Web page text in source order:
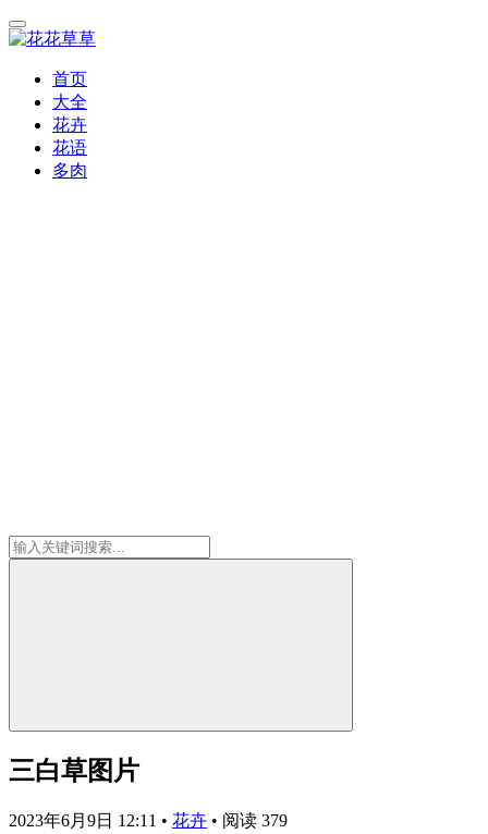
首页
大全
花卉
花语
多肉
三白草图片
2023年6月9日 12:11 • 花卉 • 阅读 379